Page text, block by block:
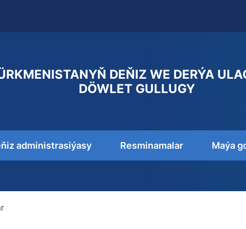
DEŇIZ WE DERÝA
DÖWLET GULLUGY
administrasiýasy Resminamalar Maýa